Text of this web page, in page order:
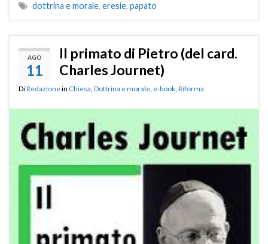
dottrina e morale, eresie, papato
AGO
11
Il primato di Pietro (del card.
Charles Journet)
DiRedazionein Chiesa, Dottrina e morale, e-book, Riforma